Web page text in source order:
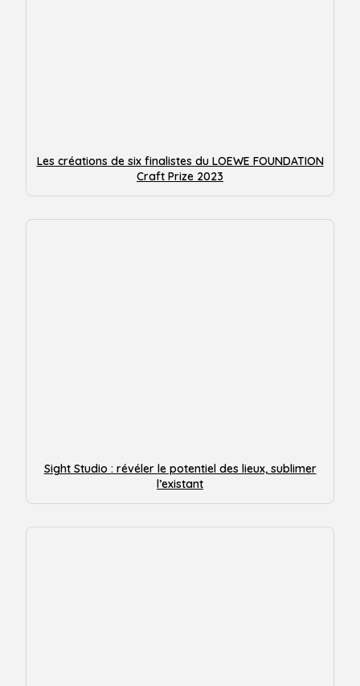
Les créations de six finalistes du LOEWE FOUNDATION
Craft Prize 2023
Sight Studio : révéler le potentiel des lieux, sublimer
l’existant